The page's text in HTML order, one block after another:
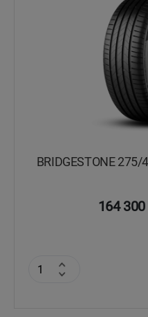
BRIDGESTONE
164 300